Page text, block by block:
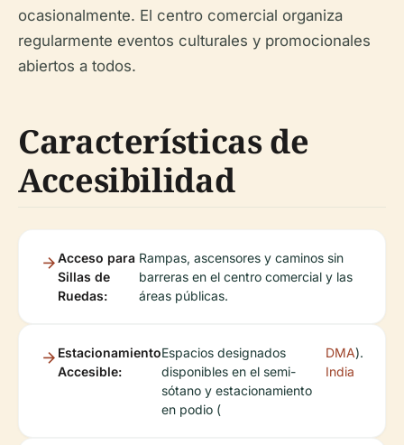
ocasionalmente. El centro comercial organiza
regularmente eventos culturales y promocionales
abiertos a todos.
Características de
Accesibilidad
Acceso para
Sillas de
Ruedas:
Rampas, ascensores y caminos sin
barreras en el centro comercial y las
áreas públicas.
Estacionamiento
Accesible:
Espacios designados
disponibles en el semi-
sótano y estacionamiento
en podio (
DMA
India
).